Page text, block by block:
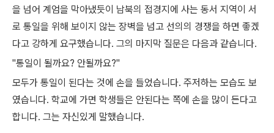
을 넘어 계엄을 막아냈듯이 남북의 접경지에 사는 동서 지역이 서
로 통일을 위해 보이지 않는 장벽을 넘고 선의의 경쟁을 하면 좋겠
다고 강하게 요구했습니다. 그의 마지막 질문은 다음과 같습니다.
"통일이 될까요? 안될까요?"
모두가 통일이 된다는 것에 손을 들었습니다. 주저하는 모습도 보
였습니다. 학교에 가면 학생들은 안된다는 쪽에 손을 많이 든다고
합니다. 그는 자신있게 말했습니다.